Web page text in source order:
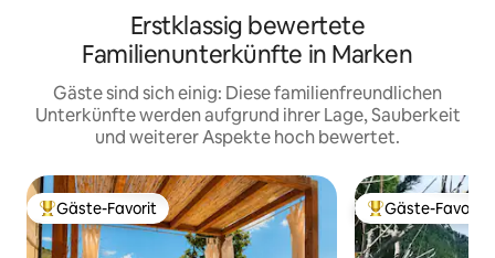
Erstklassig bewertete
Familienunterkünfte in Marken
Gäste sind sich einig: Diese familienfreundlichen
Unterkünfte werden aufgrund ihrer Lage, Sauberkeit
und weiterer Aspekte hoch bewertet.
Beliebter Gäste-Favorit.
Gäste-Favorit Beliebter Gäste-
Gäste-Favorit